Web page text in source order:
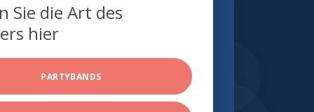
Sie die Art des
hier
PARTYBANDS